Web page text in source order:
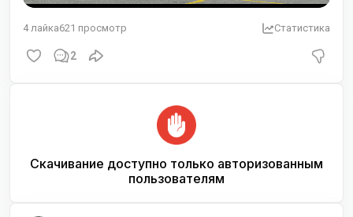
4лайка621 просмотр Статистика
2
Скачивание доступно только авторизованным
пользователям